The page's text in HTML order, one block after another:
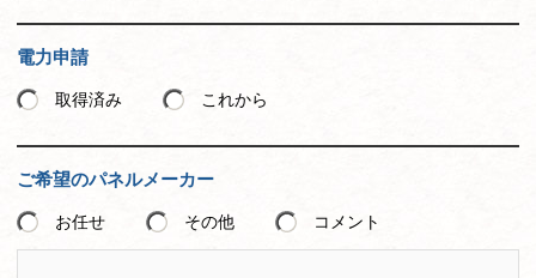
電力申請
取得済み これから
ご希望のパネルメーカー
お任せ その他 コメント